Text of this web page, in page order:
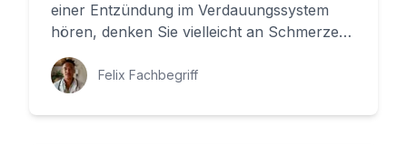
einer Entzündung im Verdauungssystem
hören, denken Sie vielleicht an Schmerzen
und Unbehagen. Aber was passiert ...
Felix Fachbegriff